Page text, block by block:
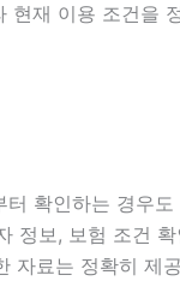
재 이용 조건을
확인하는 경우
보, 보험 조건
료는 정확히 제